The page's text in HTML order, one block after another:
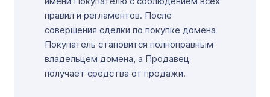
правил и регламентов. После
совершения сделки по покупке домена
Покупатель становится полноправным
владельцем домена, а Продавец
получает средства от продажи.